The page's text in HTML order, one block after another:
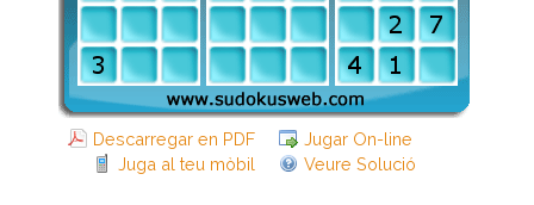
Descarregar en PDF
Jugar On-line
Juga al teu mòbil
Veure Solució